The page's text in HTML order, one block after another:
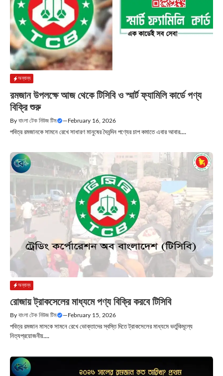
অন্যান্য
রমজান উপলক্ষে আজ থেকে টিসিবি ও স্মার্ট ফ্যামিলি কার্ডে পণ্য
বিক্রি শুরু
By বাংলা টেক নিউজ টিম —February 16, 2026
পবিত্র রমজানকে সামনে রেখে সাধারণ মানুষের দৈনন্দিন পণ্যের চাপ কমাতে এবার আবার....
অন্যান্য
রোজায় ট্রাকসেলের মাধ্যমে পণ্য বিক্রি করবে টিসিবি
By বাংলা টেক নিউজ টিম — February 15, 2026
পবিত্র রমজান মাসকে সামনে রেখে ভোক্তাদের স্বস্তি দিতে ট্রাকসেলের মাধ্যমে ভর্তুকিমূল্যে
নিত্যপ্রয়োজনীয়....